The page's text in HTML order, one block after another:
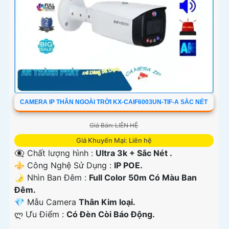
CAMERA IP THÂN NGOÀI TRỜI KX-CAIF6003UN-TIF-A SẮC NÉT
Giá Bán: LIÊN HỆ
Giá Khuyến Mại: Liên hệ
👁️‍🗨 Chất lượng hình : Ultra 3k + Sắc Nét .
⚜️ Công Nghệ Sử Dụng : IP POE.
🌛 Nhìn Ban Đêm : Full Color 50m Có Màu Ban
Ðêm.
💎 Mẫu Camera Thân Kim loại.
️ლ Ưu Điểm : Có Ðèn Còi Báo Động.